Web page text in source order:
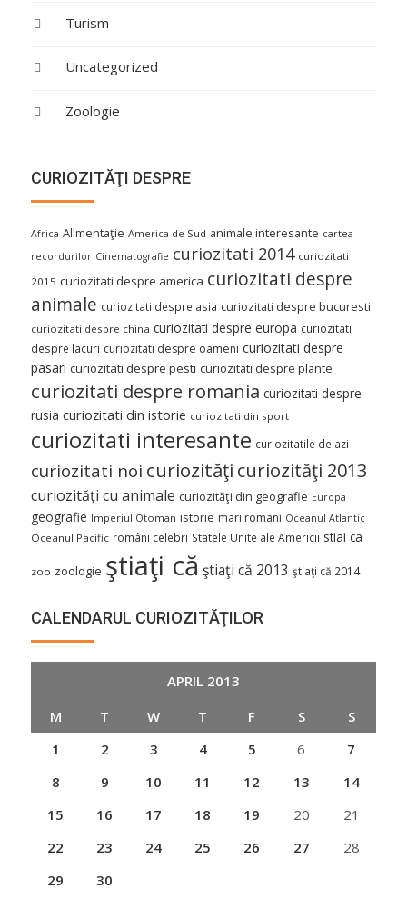
Turism
Uncategorized
Zoologie
CURIOZITĂŢI DESPRE
Africa Alimentaţie America de Sud animale interesante cartea
recordurilor Cinematografie curiozitati 2014 curiozitati
2015 curiozitati despre america curiozitati despre
animale curiozitati despre asia curiozitati despre bucuresti
curiozitati despre china curiozitati despre europa curiozitati
despre lacuri curiozitati despre oameni curiozitati despre
pasari curiozitati despre pesti curiozitati despre plante
curiozitati despre romania curiozitati despre
rusia curiozitati din istorie curiozitati din sport
curiozitati interesante curiozitatile de azi
curiozitati noi curiozităţi curiozităţi 2013
curiozităţi cu animale curiozităţi din geografie Europa
geografie Imperiul Otoman istorie mari romani Oceanul Atlantic
Oceanul Pacific români celebri Statele Unite ale Americii stiai ca
zoo zoologie ştiaţi că ştiaţi că 2013 ştiaţi că 2014
CALENDARUL CURIOZITĂŢILOR
APRIL 2013
M
T W T F S
S
1
2 3 4 5 6
7
8
9 10 11 12 13
14
15
16 17 18 19 20
21
22
23 24 25 26 27
28
29
30